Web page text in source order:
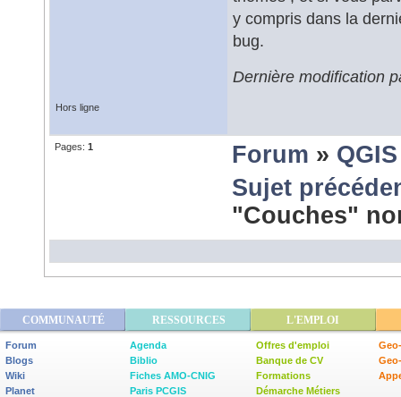
y compris dans la
bug.
Dernière modification
Hors ligne
Pages: 1 Forum » QGIS
Sujet
"Couches"
COMMUNAUTÉ RESSOURCES L'EMPLOI
Forum
Blogs
Wiki
Planet
Agenda
Biblio
Fiches AMO-CNIG
Paris PCGIS
Offres d'emploi
Banque de CV
Formations
Démarche Métiers